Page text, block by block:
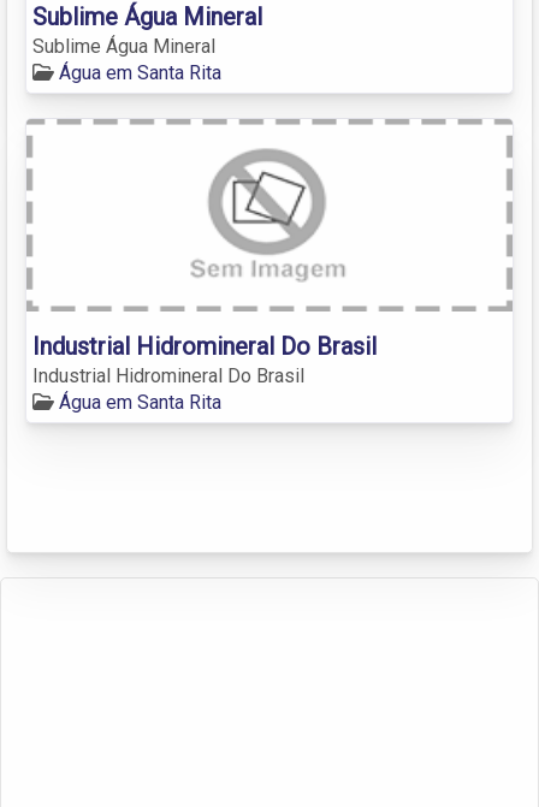
Sublime Água Mineral
Sublime Água Mineral
Água em Santa Rita
Industrial Hidromineral Do Brasil
Industrial Hidromineral Do Brasil
Água em Santa Rita